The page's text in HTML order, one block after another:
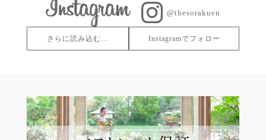
@thesorakuen
さらに読み込む… Instagramでフォロー